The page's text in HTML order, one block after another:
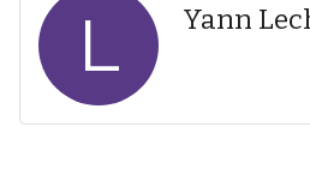
L Yann